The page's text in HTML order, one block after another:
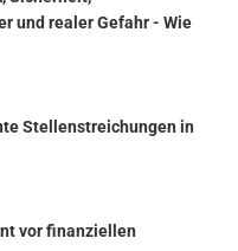
und realer Gefahr - Wie
Stellenstreichungen in
vor finanziellen